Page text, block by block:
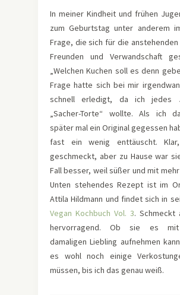
In meiner Kindheit und frühen
zum Geburtstag unter anderem
Frage, die sich für die
Freunden und Verwandschaft
„Welchen Kuchen soll es denn
Frage hatte sich bei mir
schnell erledigt, da ich jedes
„Sacher-Torte“ wollte. Als ich
später mal ein Original gegessen
fast ein wenig enttäuscht.
geschmeckt, aber zu Hause war
Fall besser, weil süßer und mit
Unten stehendes Rezept ist im
Attila Hildmann und findet sich in
Vegan Kochbuch Vol. 3. Schmeckt
hervorragend. Ob sie es mit
damaligen Liebling aufnehmen
es wohl noch einige
müssen, bis ich das genau weiß.